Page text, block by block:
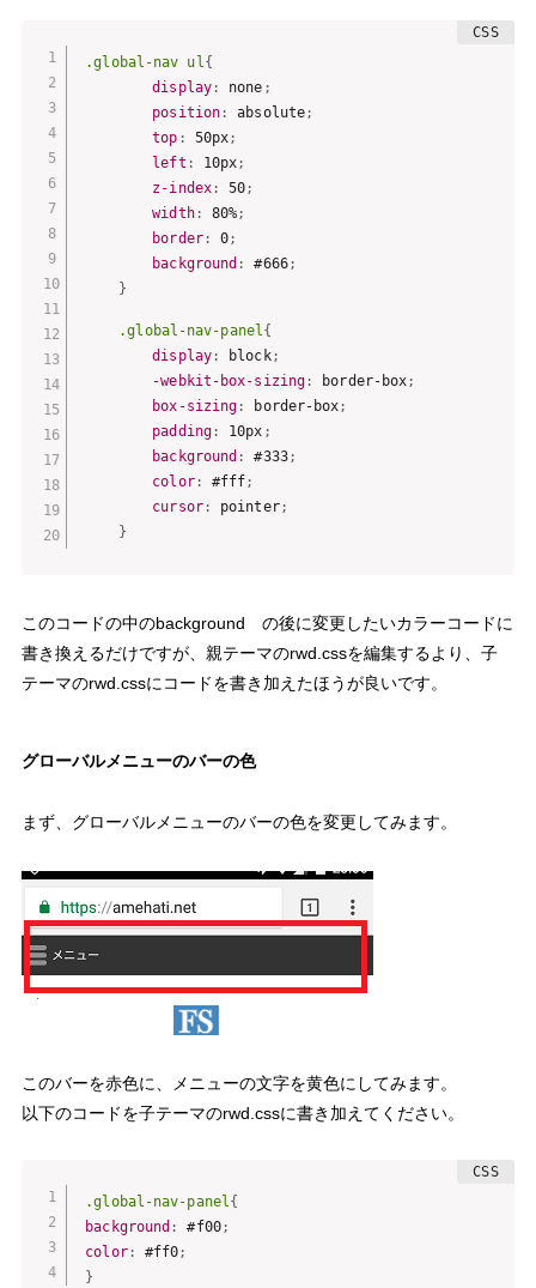
.global-nav ul{
display: none ;
position : absolute;
top : 50px;
left : 10px;
z-index: 50;
width: 80%;
border: 0;
background : #666;
}
.global-nav-panel{
display: block;
-webkit-box-sizing : border-box;
box-sizing : border-box;
padding: 10px ;
background : #333;
color: #fff;
cursor: pointer;
}
このコードの中のbackground の後に変更したいカラーコードに
書き換えるだけですが、 親テーマのrwd.cssを編集するより、子
テーマのrwd.cssにコードを書き加えたほうが良いです。
グローバルメニューのバーの色
まず、グローバルメニューのバーの色を変更してみます。
このバーを赤色に、メニューの文字を黄色にしてみます。
以下のコードを子テーマのrwd.cssに書き加えてください。
.global-nav-panel{
background : #f00;
color: #ff0;
}